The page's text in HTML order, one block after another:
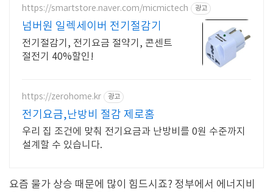
https://smartstore.naver.com/micmictech 광고
넘버원 일렉세이버 전기절감기
전기절감기, 전기요금 절약기, 콘센트
절전기 40%할인!
https://zerohome.kr 광고
전기요금,난방비 절감 제로홈
우리 집 조건에 맞춰 전기요금과 난방비를 0원 수준까지
설계할 수 있습니다.
요즘 물가 상승 때문에 많이 힘드시죠? 정부에서 에너지비